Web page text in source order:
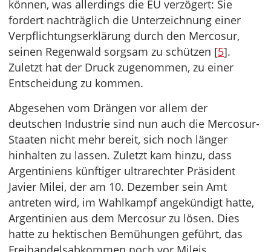
können, was allerdings die EU verzögert: Sie
fordert nachträglich die Unterzeichnung einer
Verpflichtungserklärung durch den Mercosur,
seinen Regenwald sorgsam zu schützen [5].
Zuletzt hat der Druck zugenommen, zu einer
Entscheidung zu kommen.
Abgesehen vom Drängen vor allem der
deutschen Industrie sind nun auch die Mercosur-
Staaten nicht mehr bereit, sich noch länger
hinhalten zu lassen. Zuletzt kam hinzu, dass
Argentiniens künftiger ultrarechter Präsident
Javier Milei, der am 10. Dezember sein Amt
antreten wird, im Wahlkampf angekündigt hatte,
Argentinien aus dem Mercosur zu lösen. Dies
hatte zu hektischen Bemühungen geführt, das